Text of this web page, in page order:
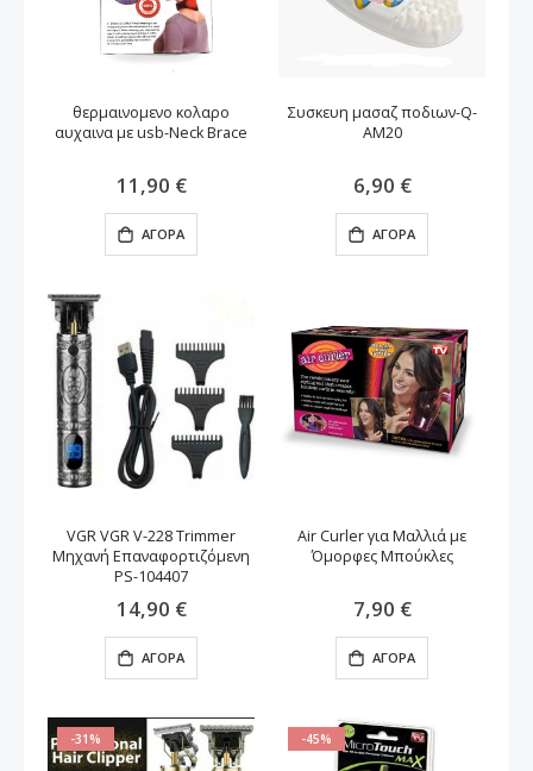
θερμαινομενο κολαρο
αυχαινα με usb-Neck Brace
11,90 €
ΑΓΟΡΆ
Συσκευη μασαζ ποδιων-Q-
AM20
6,90 €
ΑΓΟΡΆ
VGR VGR V-228 Trimmer
Μηχανή Επαναφορτιζόμενη
PS-104407
14,90 €
ΑΓΟΡΆ
Air Curler για Μαλλιά με
Όμορφες Μπούκλες
7,90 €
ΑΓΟΡΆ
-31% -45%